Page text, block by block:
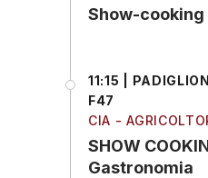
Show-cooking
11:15 |
F47
CIA -
SHOW
Gastronomia